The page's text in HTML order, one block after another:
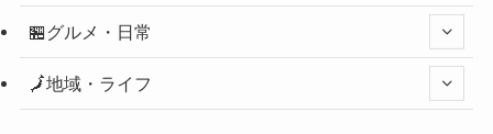
🏪グルメ・日常
🗾地域・ライフ